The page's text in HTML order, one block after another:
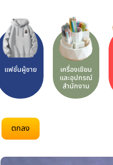
แฟชั่นผู้ชาย
เครื่องเขียน
และอุปกรณ์
สำนักงาน
ตกลง